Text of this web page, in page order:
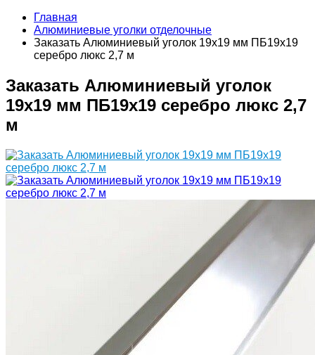
Главная
Алюминиевые уголки отделочные
Заказать Алюминиевый уголок 19х19 мм ПБ19х19
серебро люкс 2,7 м
Заказать Алюминиевый уголок
19х19 мм ПБ19х19 серебро люкс 2,7
м